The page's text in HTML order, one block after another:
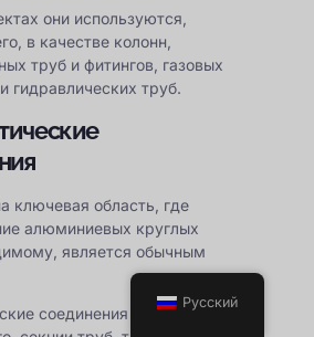
они используются,
в качестве колонн,
труб и фитингов, газовых
гидравлических труб.
ключевая область, где
алюминиевых круглых
является обычным
соединения — это,
Русский